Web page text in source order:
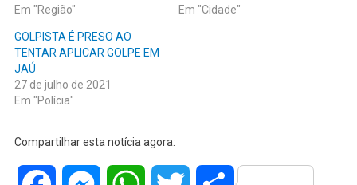
Em "Região"
Em "Cidade"
GOLPISTA É PRESO AO
TENTAR APLICAR GOLPE EM
JAÚ
27 de julho de 2021
Em "Polícia"
Compartilhar esta notícia agora: